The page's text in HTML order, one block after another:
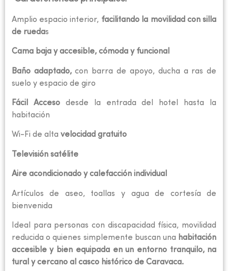
Amplio espacio interior, facilitando la movilidad con silla
de ruedas
Cama baja y accesible, cómoda y funcional
Baño adaptado,con barra de apoyo, ducha a ras de
suelo y espacio de giro
Fácil Accesodesde la entrada del hotel hasta la
habitación
Wi-Fi de alta velocidad gratuito
Televisión satélite
Aire acondicionado y calefacción individual
Artículos de aseo, toallas y agua de cortesía de
bienvenida
Ideal para personas con discapacidad física, movilidad
reducida o quienes simplemente buscan una habitación
accesible y bien equipada en un entorno tranquilo, na
tural y cercano al casco histórico de Caravaca.